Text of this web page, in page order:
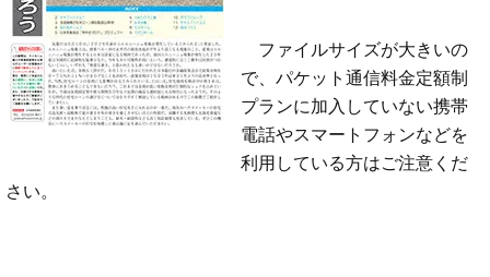
ファイルサイズが大きいの
で、パケット通信料金定額制
プランに加入していない携帯
電話やスマートフォンなどを
利用している方はご注意くだ
さい。